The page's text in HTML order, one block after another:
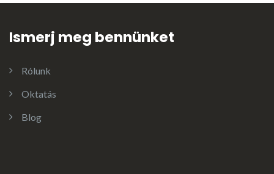
Ismerj meg bennünket
Rólunk
Oktatás
Blog